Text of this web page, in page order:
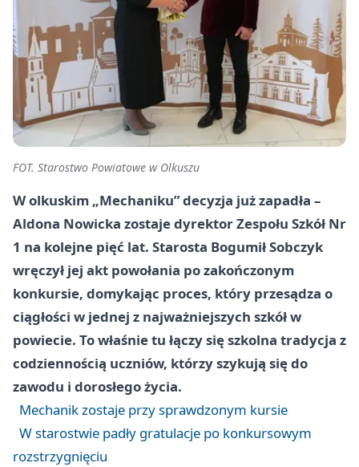
FOT. Starostwo Powiatowe w Olkuszu
W olkuskim „Mechaniku” decyzja już zapadła –
Aldona Nowicka zostaje dyrektor Zespołu Szkół Nr
1 na kolejne pięć lat. Starosta Bogumił Sobczyk
wręczył jej akt powołania po zakończonym
konkursie, domykając proces, który przesądza o
ciągłości w jednej z najważniejszych szkół w
powiecie. To właśnie tu łączy się szkolna tradycja z
codziennością uczniów, którzy szykują się do
zawodu i dorosłego życia.
Mechanik zostaje przy sprawdzonym kursie
W starostwie padły gratulacje po konkursowym
rozstrzygnięciu